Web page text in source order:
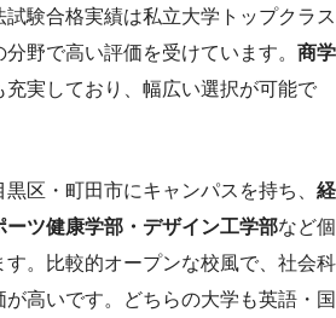
験合格実績は私立大学トップクラス
野で高い評価を受けています。 商学
充実しており、幅広い選択が可能で
区・町田市にキャンパスを持ち、 経
ツ健康学部・デザイン工学部など個
。比較的オープンな校風で、社会科
高いです。どちらの大学も英語・国